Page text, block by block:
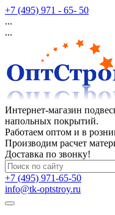
+7 (495) 971 - 65- 50
...
...
Интернет-магазин
напольных покрытий.
Работаем оптом и в
Производим расчет
Доставка по звонку!
+7 (495) 971-65-50
info@tk-optstroy.ru